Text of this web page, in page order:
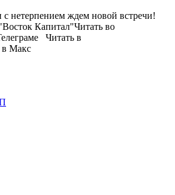
нетерпением ждем новой встречи!
Капитал"Читать во
Читать в
в Макс